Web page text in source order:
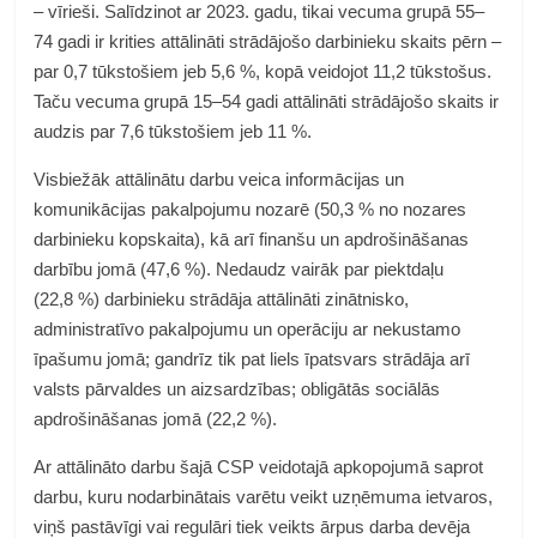
– vīrieši. Salīdzinot ar 2023. gadu, tikai vecuma grupā 55–
74 gadi ir krities attālināti strādājošo darbinieku skaits pērn –
par 0,7 tūkstošiem jeb 5,6 %, kopā veidojot 11,2 tūkstošus.
Taču vecuma grupā 15–54 gadi attālināti strādājošo skaits ir
audzis par 7,6 tūkstošiem jeb 11 %.
Visbiežāk attālinātu darbu veica informācijas un
komunikācijas pakalpojumu nozarē (50,3 % no nozares
darbinieku kopskaita), kā arī finanšu un apdrošināšanas
darbību jomā (47,6 %). Nedaudz vairāk par piektdaļu
(22,8 %) darbinieku strādāja attālināti zinātnisko,
administratīvo pakalpojumu un operāciju ar nekustamo
īpašumu jomā; gandrīz tik pat liels īpatsvars strādāja arī
valsts pārvaldes un aizsardzības; obligātās sociālās
apdrošināšanas jomā (22,2 %).
Ar attālināto darbu šajā CSP veidotajā apkopojumā saprot
darbu, kuru nodarbinātais varētu veikt uzņēmuma ietvaros,
viņš pastāvīgi vai regulāri tiek veikts ārpus darba devēja